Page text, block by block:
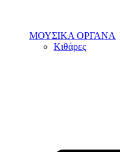
ΜΟΥΣΙΚΑ ΟΡΓΑΝΑ
Κιθάρες